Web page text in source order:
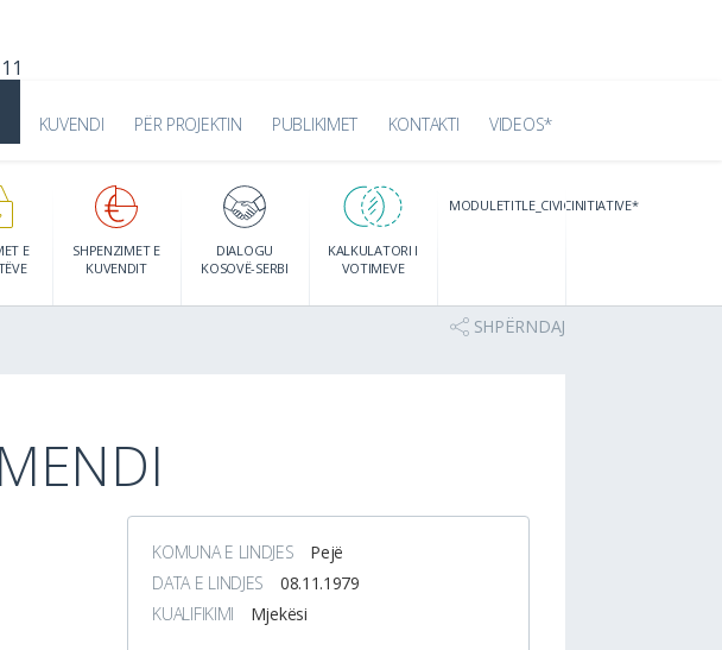
KUVENDI PËR PROJEKTIN PUBLIKIMET KONTAKTI VIDEOS*
E
SHPENZIMET E
KUVENDIT
DIALOGU
KOSOVË-SERBI
KALKULATORI I
VOTIMEVE
MODULETITLE_CIVICINITIATIVE*
SHPËRNDAJ
KOMUNA E LINDJES
Pejë
DATA E LINDJES
08.11.1979
KUALIFIKIMI
Mjekësi